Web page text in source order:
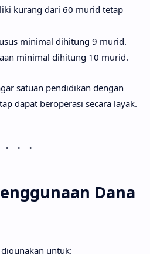
kurang dari 60 murid tetap
minimal dihitung 9 murid.
minimal dihitung 10 murid.
satuan pendidikan dengan
dapat beroperasi secara layak.
Dana
digunakan untuk: